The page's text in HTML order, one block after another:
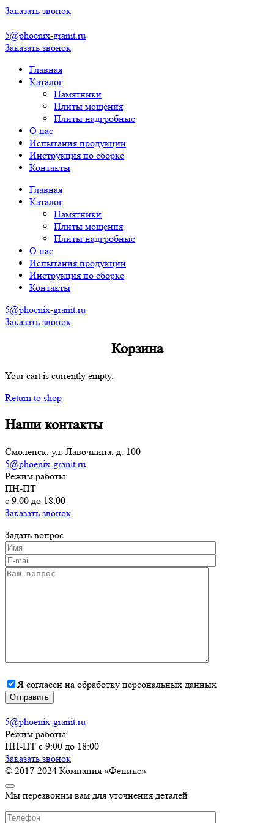
Перейти
содержимому
Заказать звонок
5@phoenix-granit.ru
Заказать звонок
Главная
Каталог
Памятники
Плиты мощения
Плиты надгробные
О нас
Испытания продукции
Инструкция по сборке
Контакты
Главная
Каталог
Памятники
Плиты мощения
Плиты надгробные
О нас
Испытания продукции
Инструкция по сборке
Контакты
5@phoenix-granit.ru
Заказать звонок
Корзина
Your cart is currently empty.
Return to shop
Нашиконтакты
Смоленск, ул. Лавочкина, д. 100
5@phoenix-granit.ru
Режим работы:
ПН-ПТ
с 9:00 до 18:00
Заказать звонок
Задать вопрос
Я согласен на обработку персональных данных
5@phoenix-granit.ru
Режим работы:
ПН-ПТ с 9:00 до 18:00
Заказать звонок
© 2017-2024 Компания «Феникс»
Мы перезвоним вам для уточнения деталей